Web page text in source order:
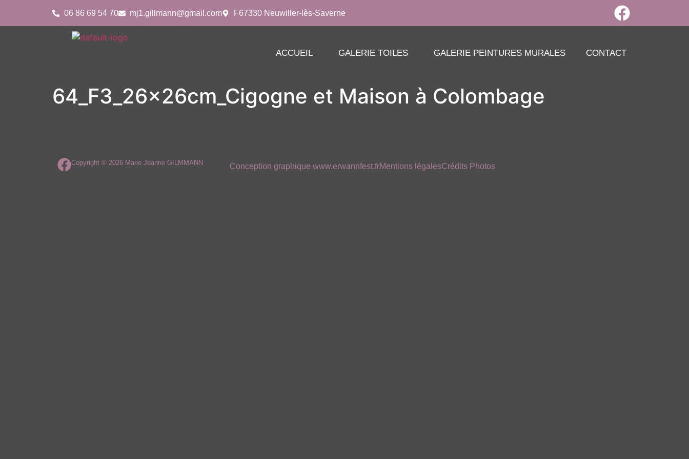
06 86 69 54 70 mj1.gillmann@gmail.com F67330 Neuwiller-lès-Saverne
ACCUEIL GALERIE TOILES GALERIE PEINTURES MURALES CONTACT
64_F3_26x26cm_Cigogne et Maison à Colombage
Copyright © 2026 Marie Jeanne GILMMANN Conception graphique www.erwannfest.frMentions légalesCrédits Photos